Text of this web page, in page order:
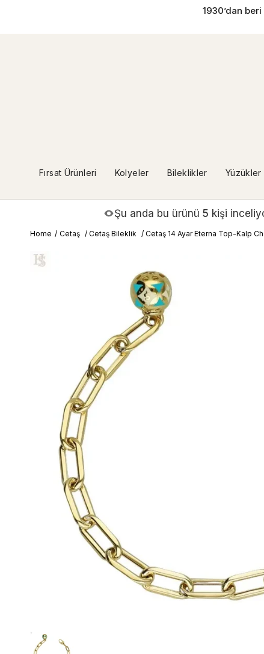
Fırsat Ürünleri Kolyeler Bileklikler Yüzükler
1930’dan
Şu anda bu ürünü 5 kişi
Home / Cetaş / Cetaş Bileklik / Cetaş 14 Ayar Eterna Top-Kalp